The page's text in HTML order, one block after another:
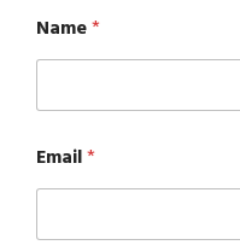
Name*
a
m
E
Email*